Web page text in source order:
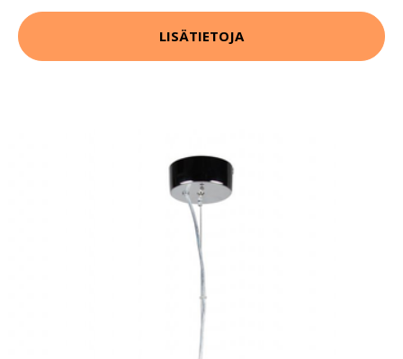
LISÄTIETOJA